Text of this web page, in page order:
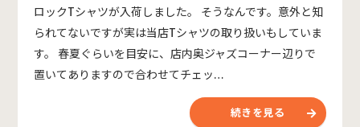
ロックTシャツが入荷しました。 そうなんです。意外と知
られてないですが実は当店Tシャツの取り扱いもしていま
す。 春夏ぐらいを目安に、店内奥ジャズコーナー辺りで
置いてありますので合わせてチェッ…
続きを見る